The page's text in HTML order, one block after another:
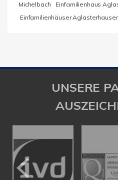
Michelbach
Einfamilienhaus
Einfamilienhäuser
UNSERE